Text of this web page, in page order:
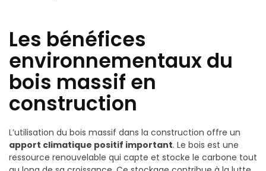
Les bénéfices
environnementaux du
bois massif en
construction
L’utilisation du bois massif dans la construction offre un
apport climatique positif important. Le bois est une
ressource renouvelable qui capte et stocke le carbone tout